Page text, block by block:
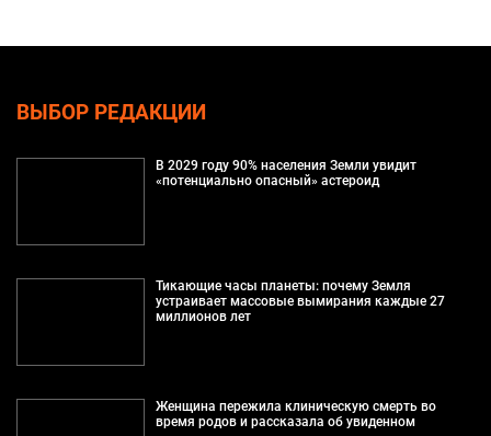
ВЫБОР РЕДАКЦИИ
В 2029 году 90% населения Земли увидит
«потенциально опасный» астероид
Тикающие часы планеты: почему Земля
устраивает массовые вымирания каждые 27
миллионов лет
Женщина пережила клиническую смерть во
время родов и рассказала об увиденном